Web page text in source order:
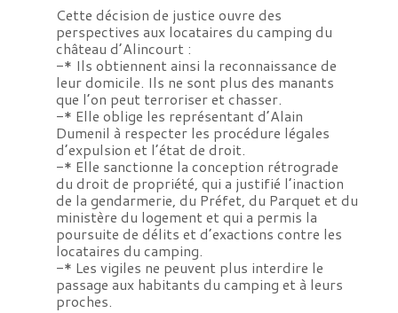
Cette décision de justice ouvre des
perspectives aux locataires du camping du
château d’Alincourt :
-* Ils obtiennent ainsi la reconnaissance de
leur domicile. Ils ne sont plus des manants
que l’on peut terroriser et chasser.
-* Elle oblige les représentant d’Alain
Dumenil à respecter les procédure légales
d’expulsion et l’état de droit.
-* Elle sanctionne la conception rétrograde
du droit de propriété, qui a justifié l’inaction
de la gendarmerie, du Préfet, du Parquet et du
ministère du logement et qui a permis la
poursuite de délits et d’exactions contre les
locataires du camping.
-* Les vigiles ne peuvent plus interdire le
passage aux habitants du camping et à leurs
proches.